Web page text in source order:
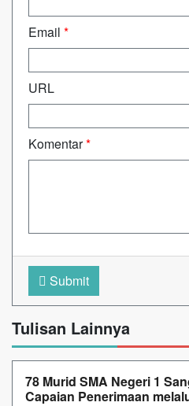
Email *
URL
Komentar*
Submit
Tulisan Lainnya
78 Murid SMA Negeri 1
Capaian Penerimaan